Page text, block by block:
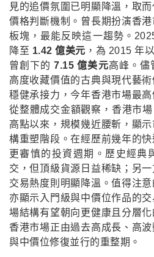
見的追價氛圍已明顯降溫，取
價格判斷機制。曾長期扮演香
板塊，最能反映這一趨勢。
降至 1.42 億美元 ，為 2015 年
曾創下的7.15 億美元高峰。儘
高度收藏價值的古典與現代藝
穩健承接力，今年香港市場最
從整體成交金額觀察，香港市
高點以來，規模幾近腰斬，顯
構重塑階段。在經歷前幾年的
更審慎的投資週期。歷史經典
交，但頂級貨源日益稀缺；另
交易熱度則明顯降溫。值得注
亦顯示入門級與中價位作品的
場結構有望朝向更健康且分層
香港市場正由過去高成長、高
與中價位修復並行的重整期。